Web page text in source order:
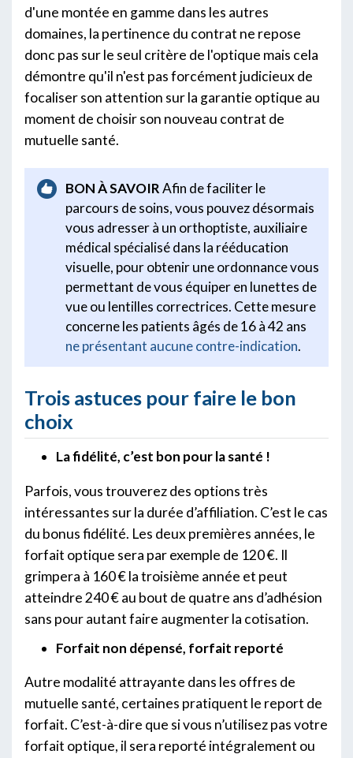
d'une montée en gamme dans les autres
domaines, la pertinence du contrat ne repose
donc pas sur le seul critère de l'optique mais cela
démontre qu'il n'est pas forcément judicieux de
focaliser son attention sur la garantie optique au
moment de choisir son nouveau contrat de
mutuelle santé.
BON À SAVOIRAfin de faciliter le
parcours de soins, vous pouvez désormais
vous adresser à un orthoptiste, auxiliaire
médical spécialisé dans la rééducation
visuelle, pour obtenir une ordonnance vous
permettant de vous équiper en lunettes de
vue ou lentilles correctrices. Cette mesure
concerne les patients âgés de 16 à 42 ans
ne présentant aucune contre-indication.
Trois astuces pour faire le bon
choix
La fidélité, c’est bon pour la santé !
Parfois, vous trouverez des options très
intéressantes sur la durée d’affiliation. C’est le cas
du bonus fidélité. Les deux premières années, le
forfait optique sera par exemple de 120 €. Il
grimpera à 160 € la troisième année et peut
atteindre 240 € au bout de quatre ans d’adhésion
sans pour autant faire augmenter la cotisation.
Forfait non dépensé, forfait reporté
Autre modalité attrayante dans les offres de
mutuelle santé, certaines pratiquent le report de
forfait. C’est-à-dire que si vous n’utilisez pas votre
forfait optique, il sera reporté intégralement ou